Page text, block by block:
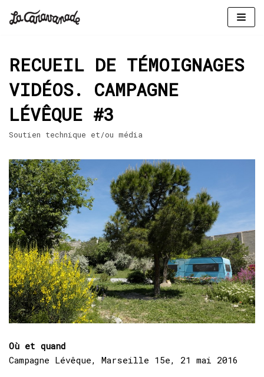
contenu
RECUEIL DE TÉMOIGNAGES
VIDÉOS. CAMPAGNE
LÉVÊQUE #3
Soutien technique et/ou média
Où et quand
Campagne Lévêque, Marseille 15e, 21 mai 2016